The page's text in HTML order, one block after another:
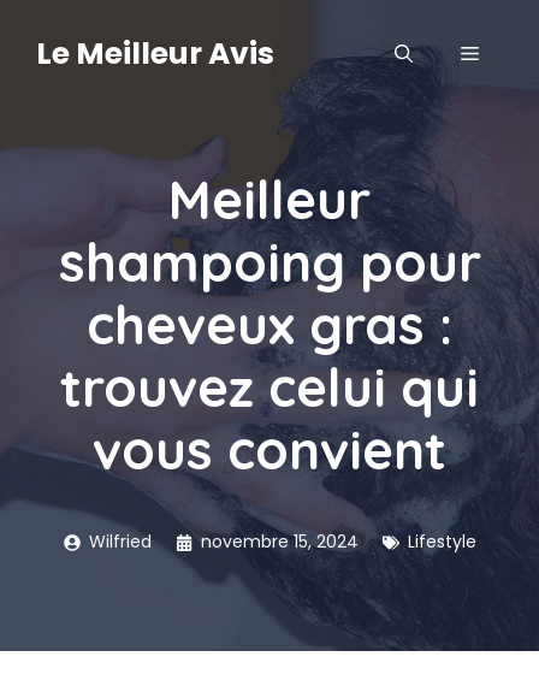
contenu
Le Meilleur Avis MENU
Meilleur
shampoing pour
cheveux gras :
trouvez celui qui
vous convient
Wilfried novembre 15, 2024 Lifestyle